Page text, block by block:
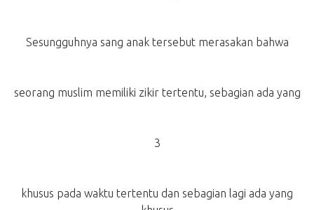
Sesungguhnya sang anak tersebut merasakan bahwa
seorang muslim memiliki zikir tertentu, sebagian ada yang
3
khusus pada waktu tertentu dan sebagian lagi ada yang